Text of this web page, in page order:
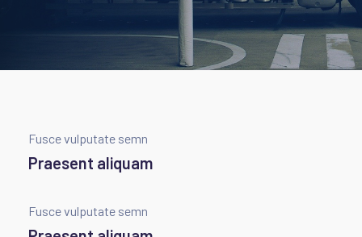
Fusce vulputate semn
Praesent aliquam
Fusce vulputate semn